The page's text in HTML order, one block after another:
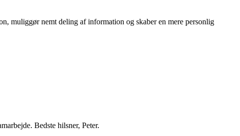
muliggør nemt deling af information og skaber en mere personlig
Bedste hilsner, Peter.